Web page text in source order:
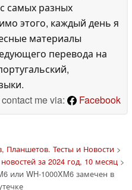
самых разных
этого, каждый день я
материалы
перевода на
contact me via:
Facebook
Тесты и Новости>
за 2024 год, 10 месяц >
или WH-1000XM6 замечен в